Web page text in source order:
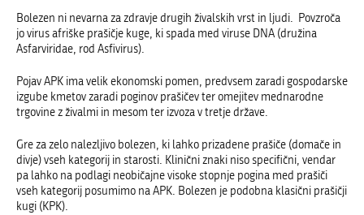
Bolezen ni nevarna za zdravje drugih živalskih vrst in ljudi. Povzroča
jo virus afriške prašičje kuge, ki spada med viruse DNA (družina
Asfarviridae, rod Asfivirus).
Pojav APK ima velik ekonomski pomen, predvsem zaradi gospodarske
izgube kmetov zaradi poginov prašičev ter omejitev mednarodne
trgovine z živalmi in mesom ter izvoza v tretje države.
Gre za zelo nalezljivo bolezen, ki lahko prizadene prašiče (domače in
divje) vseh kategorij in starosti. Klinični znaki niso specifični, vendar
pa lahko na podlagi neobičajne visoke stopnje pogina med prašiči
vseh kategorij posumimo na APK. Bolezen je podobna klasični prašičji
kugi (KPK).